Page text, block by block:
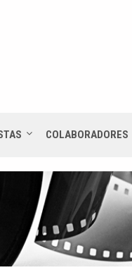
COLABORADORES